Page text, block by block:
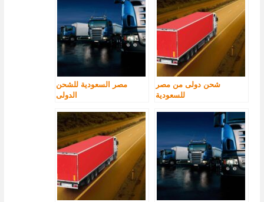
شحن دولى من مصر
للسعودية
مصر السعودية للشحن
الدولى